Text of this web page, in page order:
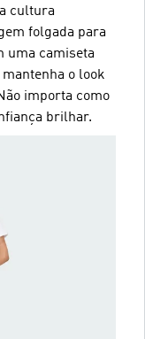
cultura
folgada para
uma camiseta
o look
importa como
brilhar.